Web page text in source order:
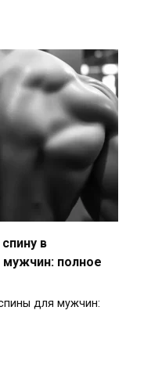
в
полное
для мужчин: